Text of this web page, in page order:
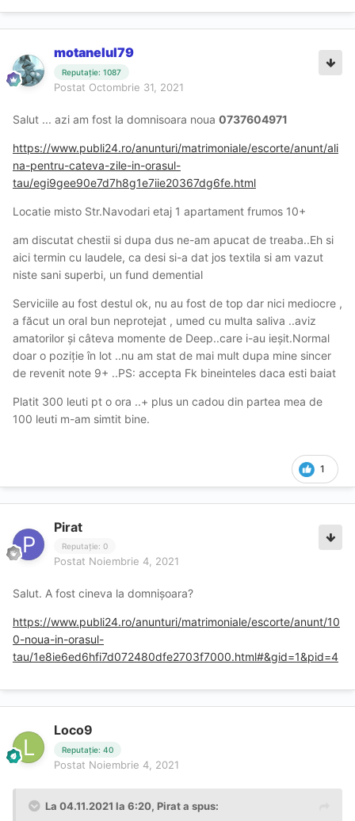
motanelul79
Reputație: 1087
Postat Octombrie 31, 2021
Salut ... azi am fost la domnisoara noua 0737604971
https://www.publi24.ro/anunturi/matrimoniale/escorte/anunt/ali
na-pentru-cateva-zile-in-orasul-
tau/egi9gee90e7d7h8g1e7iie20367dg6fe.html
Locatie misto Str.Navodari etaj 1 apartament frumos 10+
am discutat chestii si dupa dus ne-am apucat de treaba..Eh si
aici termin cu laudele, ca desi si-a dat jos textila si am vazut
niste sani superbi, un fund demential
Serviciile au fost destul ok, nu au fost de top dar nici mediocre ,
a făcut un oral bun neprotejat , umed cu multa saliva ..aviz
amatorilor și câteva momente de Deep..care i-au ieșit.Normal
doar o poziție în lot ..nu am stat de mai mult dupa mine sincer
de revenit note 9+ ..PS: accepta Fk bineinteles daca esti baiat
Platit 300 leuti pt o ora ..+ plus un cadou din partea mea de
100 leuti m-am simtit bine.
1
Pirat
Reputație: 0
Postat Noiembrie 4, 2021
Salut. A fost cineva la domnișoara?
https://www.publi24.ro/anunturi/matrimoniale/escorte/anunt/10
0-noua-in-orasul-
tau/1e8ie6ed6hfi7d072480dfe2703f7000.html#&gid=1&pid=4
Loco9
Reputație: 40
Postat Noiembrie 4, 2021
La 04.11.2021 la 6:20, Pirata spus: